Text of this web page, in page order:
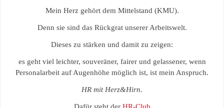
Mein Herz gehört dem Mittelstand (KMU).
Denn sie sind das Rückgrat unserer Arbeitswelt.
Dieses zu stärken und damit zu zeigen:
es geht viel leichter, souveräner, fairer und gelassener, wenn
Personalarbeit auf Augenhöhe möglich ist, ist mein Anspruch.
HR mit Herz&Hirn.